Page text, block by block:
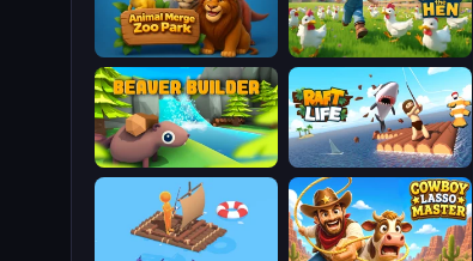
Catch the Hen
Animal Merge Zoo Park
Raft Life
Beaver Builder